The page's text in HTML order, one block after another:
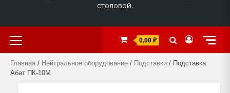
столовой.
Primary
Menu
0,00 ₽
Главная / Нейтральное оборудование / Подставки / Подставка
Абат ПК-10М